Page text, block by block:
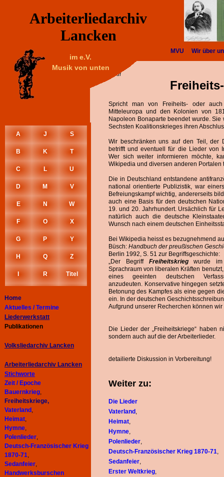
Beruf
Spricht man von Freiheits- oder auch
Mitteleuropa und den Kolonien von
Napoleon Bonaparte beendet wurde.
Sechsten Koalitionskrieges ihren
Wir beschränken uns auf den Teil, der
betrifft und eventuell für die Lieder von
Wer sich weiter informieren möchte,
Wikipedia und diversen anderen Portalen
Die in Deutschland entstandene
national orientierte Publizistik, war
Befreiungskampf wichtig, andererseits
auch eine Basis für den deutschen
19. und 20. Jahrhundert. Ursächlich für
natürlich auch die deutsche
Wunsch nach einem deutschen
Bei Wikipedia heisst es bezugnehmend
Büsch: Handbuch der preußischen
Berlin 1992, S. 51 zur Begriffsgeschichte:
„Der Begriff Freiheitskriegwurde im
Sprachraum von liberalen Kräften
eines geeinten deutschen
anzudeuten. Konservative hingegen
Betonung des Kampfes als eine gegen
ein. In der deutschen
Aufgrund unserer Recherchen können
Die Lieder der „Freiheitskriege“ haben
sondern auch auf die der Arbeiterlieder.
detailierte Diskussion in Vorbereitung!
Weiter zu:
Die Lieder
Vaterland ,
Heimat,
Hymne,
Polenlieder,
Deutsch-Französischer Krieg 1870-71,
Sedanfeier,
Erster Weltkrieg,
MVU Wir über
Arbeiterliedarchiv
Lancken
im e.V.
Musik von unten
A J S
B K T
C L U
D M V
E N W
F O X
G P Y
H Q Z
R Titel
Home
Aktuelles / Termine
Liederwerkstatt
Publikationen
Volksliedarchiv Lancken
Arbeiterliedarchiv Lancken
Stichworte
Zeit / Epoche
Bauernkrieg,
Freiheitskriege,
Vaterland ,
Heimat,
Hymne,
Polenlieder,
Deutsch-Französischer Krieg
1870-71,
Sedanfeier,
Handwerksburschen